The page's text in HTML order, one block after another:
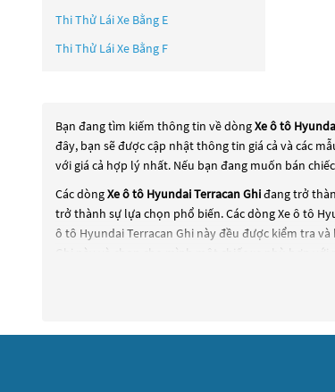
Thi Thử Lái Xe Bằng E
Thi Thử Lái Xe Bằng F
Bạn đang tìm kiếm thông tin về dòngXe ô tô
đây, bạn sẽ được cập nhật thông tin giá cả và các
với giá cả hợp lý nhất. Nếu bạn đang muốn bán
Các dòngXe ô tô Hyundai Terracan Ghiđang trở
trở thành sự lựa chọn phổ biến. Các dòngXe ô tô
ô tô Hyundai Terracan Ghi này đều được kiểm tra
này và chọn cho mình một chiếc xe phù hợp với